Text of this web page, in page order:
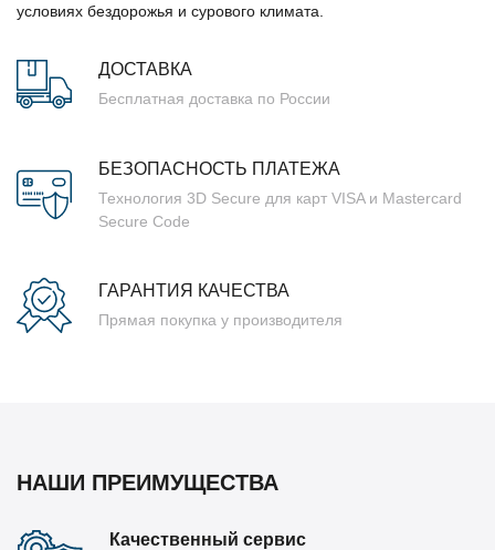
условиях бездорожья и сурового климата.
ДОСТАВКА
Бесплатная доставка по России
БЕЗОПАСНОСТЬ ПЛАТЕЖА
Технология 3D Secure для карт VISA и Mastercard
Secure Code
ГАРАНТИЯ КАЧЕСТВА
Прямая покупка у производителя
НАШИ ПРЕИМУЩЕСТВА
Качественный сервис